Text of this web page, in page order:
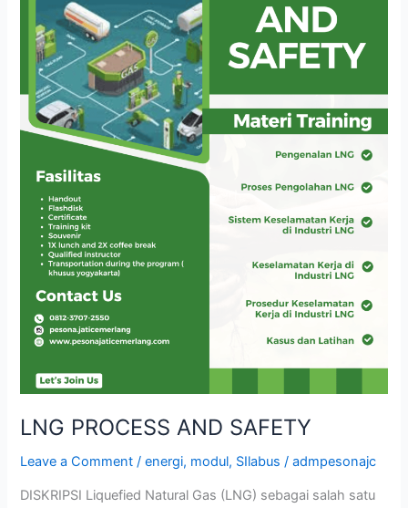
LNG PROCESS AND SAFETY
Leave a Comment /energi, modul, SIlabus /admpesonajc
DISKRIPSI Liquefied Natural Gas (LNG) sebagai salah satu